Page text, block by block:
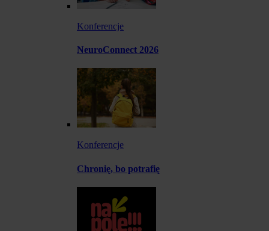
Konferencje
NeuroConnect 2026
Konferencje
Chronię, bo potrafię